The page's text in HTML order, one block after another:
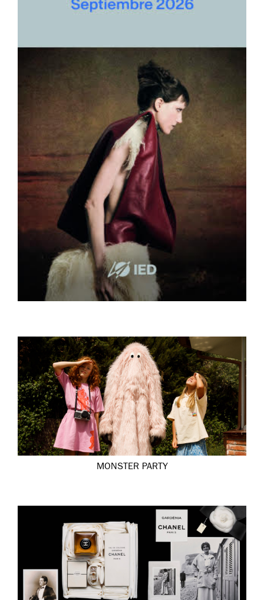
MONSTER PARTY